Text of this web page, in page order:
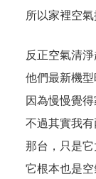
所以家裡空
反正空氣清
他們最新機
因為慢慢覺
不過其實我
那台，只是
它根本也是